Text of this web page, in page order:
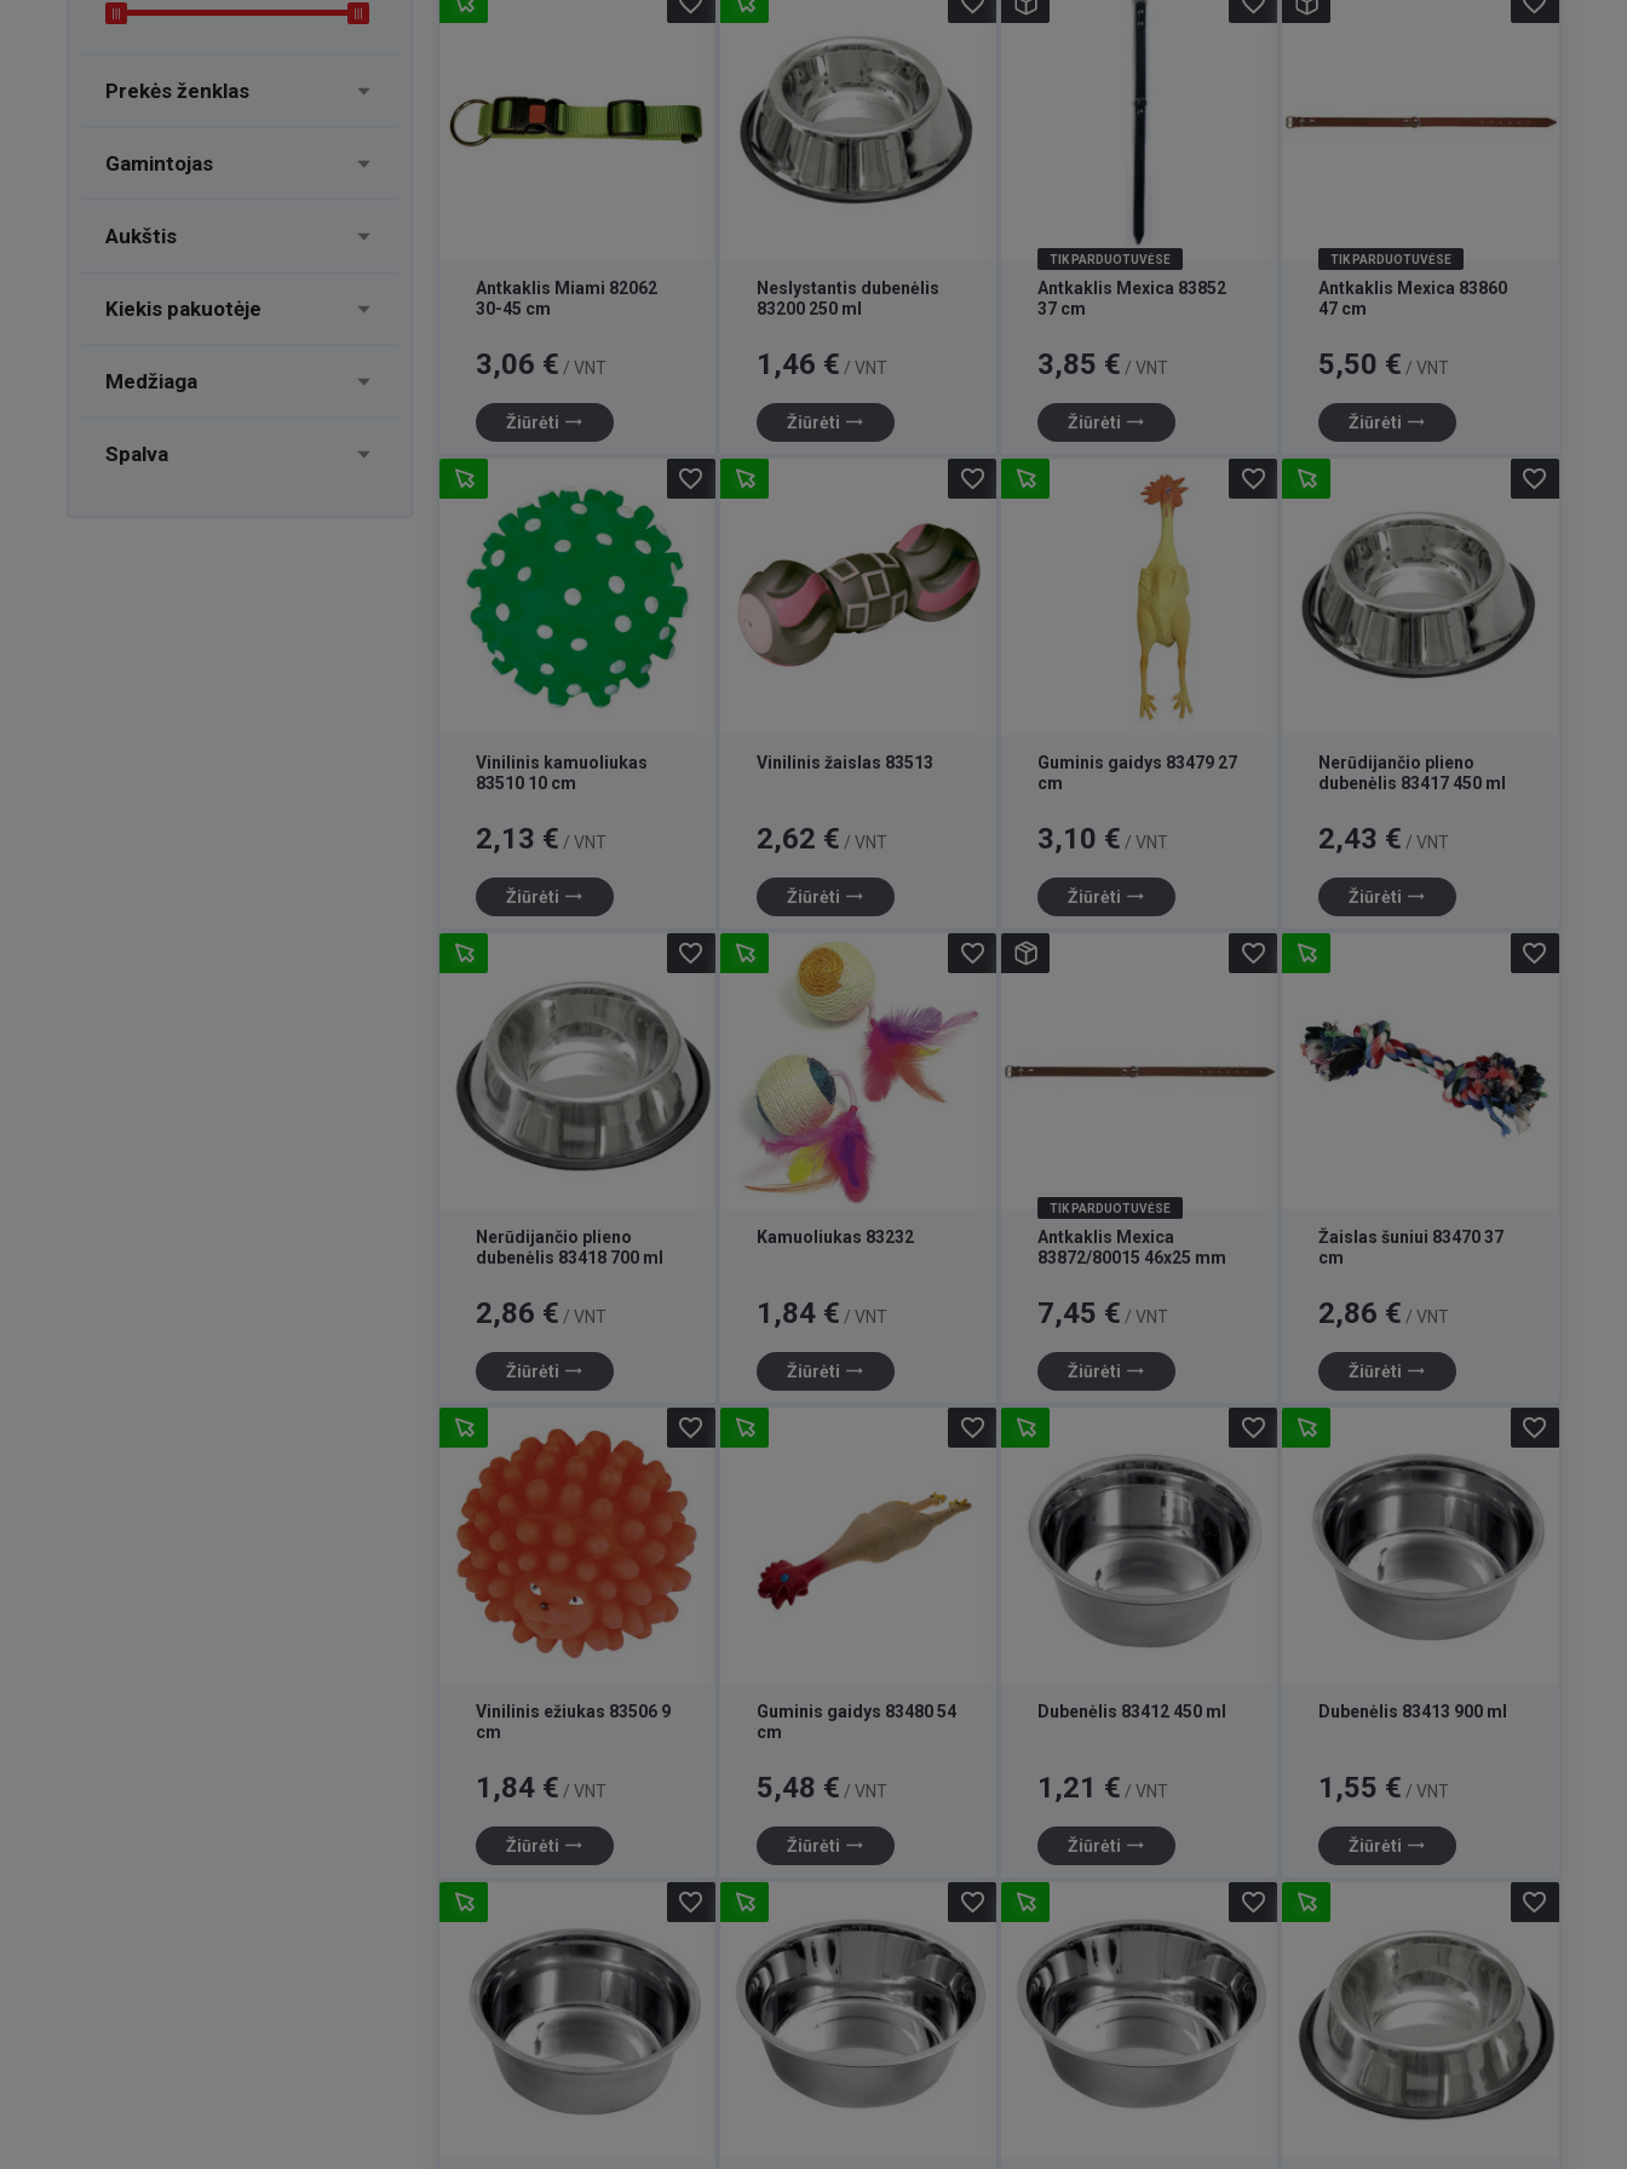
Prekės ženklas
Gamintojas
Aukštis
Kiekis pakuotėje
Medžiaga
Spalva
Antkaklis Miami 82062
30-45 cm
Kaina
3,06 € / VNT
Žiūrėti trending_flat
Neslystantis dubenėlis
83200 250 ml
Kaina
1,46 € / VNT
Žiūrėti trending_flat
TIK PARDUOTUVĖSE
Antkaklis Mexica 83852
37 cm
Kaina
3,85 € / VNT
Žiūrėti trending_flat
TIK PARDUOTUVĖSE
Antkaklis Mexica 83860
47 cm
Kaina
5,50 € / VNT
Žiūrėti trending_flat
Vinilinis kamuoliukas
83510 10 cm
Kaina
2,13 € / VNT
Žiūrėti trending_flat
favorite_border
Vinilinis žaislas 83513
Kaina
2,62 € / VNT
Žiūrėti trending_flat
favorite_border
Guminis gaidys 83479 27
cm
Kaina
3,10 € / VNT
Žiūrėti trending_flat
favorite_border
Nerūdijančio plieno
dubenėlis 83417 450 ml
Kaina
2,43 € / VNT
Žiūrėti trending_flat
favorite_border
Nerūdijančio plieno
dubenėlis 83418 700 ml
Kaina
2,86 € / VNT
Žiūrėti trending_flat
favorite_border
Kamuoliukas 83232
Kaina
1,84 € / VNT
Žiūrėti trending_flat
favorite_border
TIK PARDUOTUVĖSE
Antkaklis Mexica
83872/80015 46x25 mm
Kaina
7,45 € / VNT
Žiūrėti trending_flat
favorite_border
Žaislas šuniui 83470 37
cm
Kaina
2,86 € / VNT
Žiūrėti trending_flat
favorite_border
Vinilinis ežiukas 83506 9
cm
Kaina
1,84 € / VNT
Žiūrėti trending_flat
favorite_border
Guminis gaidys 83480 54
cm
Kaina
5,48 € / VNT
Žiūrėti trending_flat
favorite_border
Dubenėlis 83412 450 ml
Kaina
1,21 € / VNT
Žiūrėti trending_flat
favorite_border
Dubenėlis 83413 900 ml
Kaina
1,55 € / VNT
Žiūrėti trending_flat
favorite_border
favorite_border favorite_border favorite_border favorite_border